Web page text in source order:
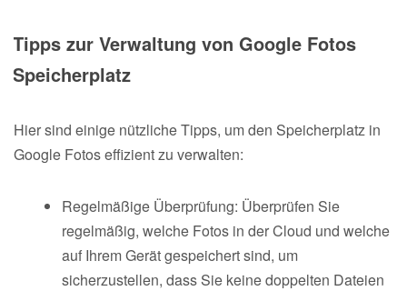
Tipps zur Verwaltung von Google Fotos
Speicherplatz
Hier sind einige nützliche Tipps, um den Speicherplatz in
Google Fotos effizient zu verwalten:
Regelmäßige Überprüfung: Überprüfen Sie
regelmäßig, welche Fotos in der Cloud und welche
auf Ihrem Gerät gespeichert sind, um
sicherzustellen, dass Sie keine doppelten Dateien